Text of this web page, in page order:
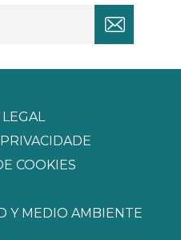
COOKIES
Y MEDIO AMBIENTE